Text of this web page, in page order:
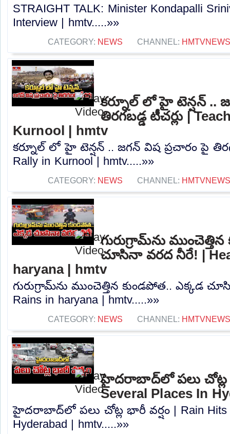
STRAIGHT TALK: Minister Kondapalli
Interview | hmtv.....»»
CATEGORY: NEWS CHANNEL: HMTVNEWS
కర్నూల్ లో హై టెన్షన్ ..
తిరగబడ్డ టీచర్లు |
Kurnool | hmtv
కర్నూల్ లో హై టెన్షన్ .. జగన్ విష ప్రచారం పై
Rally in Kurnool | hmtv.....»»
CATEGORY: NEWS CHANNEL: HMTVNEWS
గురుగ్రామ్‌ను
చూసినా వరద నీరే! |
haryana | hmtv
గురుగ్రామ్‌ను ముంచెత్తిన కుండపోత.. ఎక్కడ
Rains in haryana | hmtv.....»»
CATEGORY: NEWS CHANNEL: HMTVNEWS
హైదరాబాద్‌లో పలు చోట్ల
Several Places In
హైదరాబాద్‌లో పలు చోట్ల భారీ వర్షం | Rain Hits
Hyderabad | hmtv.....»»